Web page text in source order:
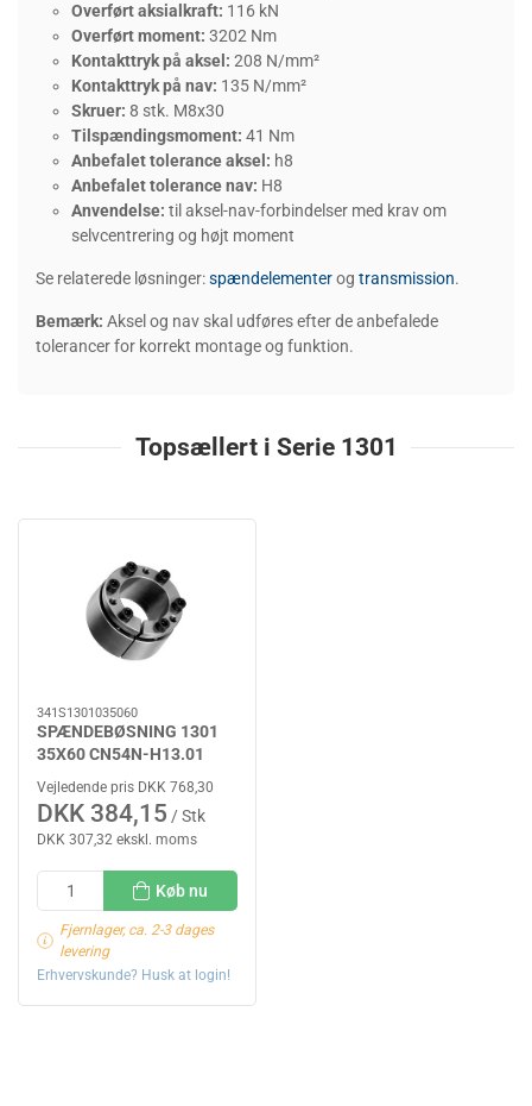
Overført aksialkraft: 116 kN
Overført moment: 3202 Nm
Kontakttryk på aksel: 208 N/mm²
Kontakttryk på nav: 135 N/mm²
Skruer: 8 stk. M8x30
Tilspændingsmoment: 41 Nm
Anbefalet tolerance aksel: h8
Anbefalet tolerance nav: H8
Anvendelse: til aksel-nav-forbindelser med krav om
selvcentrering og højt moment
Se relaterede løsninger:spændelementerog transmission.
Bemærk: Aksel og nav skal udføres efter de anbefalede
tolerancer for korrekt montage og funktion.
Topsællert i Serie 1301
341S1301035060
SPÆNDEBØSNING 1301
35X60 CN54N-H13.01
Vejledende pris DKK 768,30
DKK 384,15 / Stk
DKK 307,32 ekskl. moms
Køb nu
Fjernlager, ca. 2-3 dages
levering
Erhvervskunde? Husk at login!